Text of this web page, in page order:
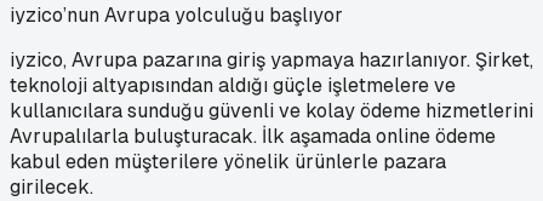
iyzico’nun Avrupa yolculuğu başlıyor
iyzico, Avrupa pazarına giriş yapmaya hazırlanıyor. Şirket,
teknoloji altyapısından aldığı güçle işletmelere ve
kullanıcılara sunduğu güvenli ve kolay ödeme hizmetlerini
Avrupalılarla buluşturacak. İlk aşamada online ödeme
kabul eden müşterilere yönelik ürünlerle pazara
girilecek.